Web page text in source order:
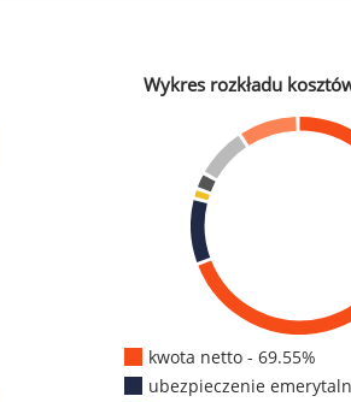
Wykres rozkładu
kwota netto - 69.55%
ubezpieczenie